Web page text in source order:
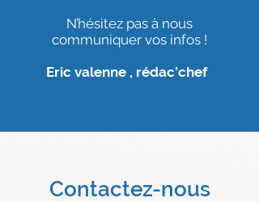
N’hésitez pas à nous
communiquer vos infos !
Eric valenne , rédac’chef
Contactez-nous